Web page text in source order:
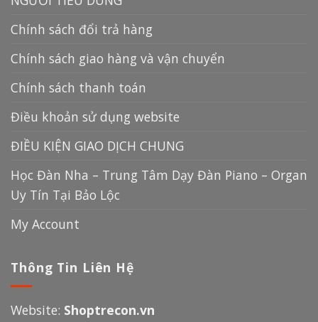
Chính sách đổi trả hàng
Chính sách giao hàng và vận chuyển
Chính sách thanh toán
Điều khoản sử dụng website
ĐIỀU KIỆN GIAO DỊCH CHUNG
Học Đàn Nha – Trung Tâm Dạy Đàn Piano – Organ
Uy Tín Tại Bảo Lộc
My Account
Thông Tin Liên Hệ
Website: Shoptrecon.vn